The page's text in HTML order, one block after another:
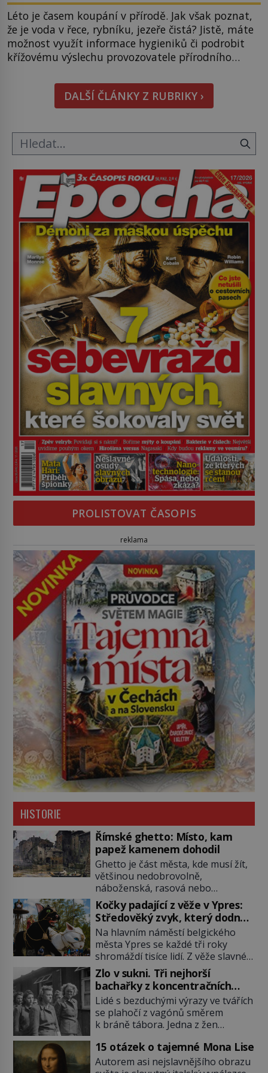
Léto je časem koupání v přírodě. Jak však poznat,
že je voda v řece, rybníku, jezeře čistá? Jistě, máte
možnost využít informace hygieniků či podrobit
křížovému výslechu provozovatele přírodního
Podívat se pod hladinu a zjistit, kdo si onu
konkrétní vodní lokalitu oblíbil už dávno před
vámi. Říká se jim bioindikátory […]
DALŠÍ ČLÁNKY Z RUBRIKY ›
PROLISTOVAT ČASOPIS
reklama
HISTORIE
Římské ghetto: Místo, kam
papež kamenem dohodil
Ghetto je část města, kde musí žít,
většinou nedobrovolně,
náboženská, rasová nebo
národnostní menšina obyvatel.
Bohaté historické zkušenosti mají s
takovým životem Židé. Už od
středověku jsou totiž v každou
chvíli nuceni v nějakém žít. Mezi ty
nejslavnější patří i římské ghetto
založené v roce 1555. Pokud jde o
vztah k Židům, nemá se Řím čím
chlubit. […]
Kočky padající z věže v Ypres:
Středověký zvyk, který dodnes
budí rozpaky
Na hlavním náměstí belgického
města Ypres se každé tři roky
shromáždí tisíce lidí. Z věže slavné
tržnice létají do davu kočky, diváci
jásají a snaží se je chytit. Naštěstí
už nejde o živá zvířata, ale jenom o
plyšové suvenýry. Kdysi to ale bylo
jinak. Tato veselá podívaná
připomíná jeden z nejpodivnějších
a zároveň nejkrutějších zvyků […]
Zlo v sukni. Tři nejhorší
bachařky z koncentračních
táborů
Lidé s bezduchými výrazy ve tvářích
se plahočí z vagónů směrem
k bráně tábora. Jedna z žen
jejich oči se setkají. Místo soucitu
však přichází gesto, které
15 otázek o tajemné Mona Lise
Autorem asi nejslavnějšího obrazu